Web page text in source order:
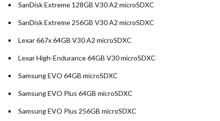
SanDisk Extreme 128GB V30 A2 microSDXC
SanDisk Extreme 256GB V30 A2 microSDXC
Lexar 667x 64GB V30 A2 microSDXC
Lexar High-Endurance 64GB V30 microSDXC
Samsung EVO 64GB microSDXC
Samsung EVO Plus 64GB microSDXC
Samsung EVO Plus 256GB microSDXC